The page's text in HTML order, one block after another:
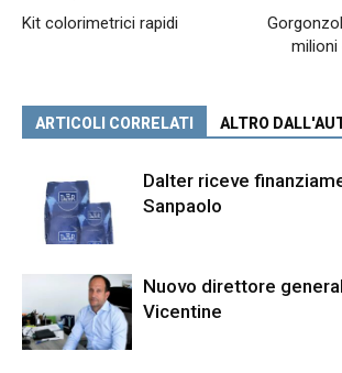
Kit colorimetrici rapidi
ARTICOLI CORRELATI ALTRO
Dalter riceve
Sanpaolo
Nuovo direttore
Vicentine